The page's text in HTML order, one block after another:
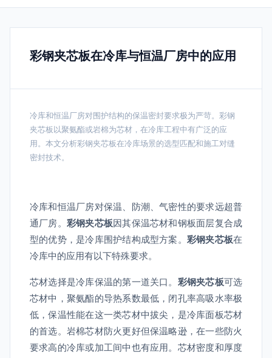
彩钢夹芯板在冷库与恒温厂房中的应用
冷库和恒温厂房对围护结构的保温密封要求极为严苛。彩钢
夹芯板以聚氨酯或岩棉为芯材，在冷库工程中有广泛的应
用。本文分析彩钢夹芯板在冷库场景的选型匹配和施工对缝
密封技术。
冷库和恒温厂房对保温、防潮、气密性的要求远超普
通厂房。 彩钢夹芯板因其保温芯材和钢板面层复合成
型的优势，是冷库围护结构成型方案。 彩钢夹芯板在
冷库中的应用有以下特殊要求。
芯材选择是冷库保温的第一道关口。 彩钢夹芯板可选
芯材中，聚氨酯的导热系数最低，闭孔率高吸水率极
低，保温性能在这一类芯材中拔尖，是冷库面板芯材
的首选。岩棉芯材防火更好但保温略逊，在一些防火
要求高的冷库或加工间中也有应用。芯材密度和厚度